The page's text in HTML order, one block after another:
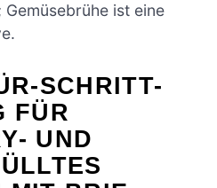
ist eine
SCHRITT-
FÜR
UND